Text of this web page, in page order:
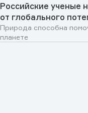
Российские ученые
от глобального
Природа способна
планете